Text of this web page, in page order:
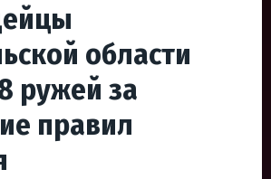
области
ружей за
правил